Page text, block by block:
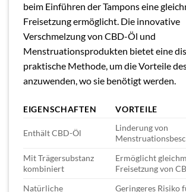
beim Einführen der Tampons eine
Freisetzung ermöglicht. Die innovative
Verschmelzung von CBD-Öl und
Menstruationsprodukten bietet eine
praktische Methode, um die Vorteile
anzuwenden, wo sie benötigt werden.
EIGENSCHAFTEN VORTEILE
Enthält CBD-Öl
Linderung von
Mit Trägersubstanz
kombiniert
Ermöglicht
Freisetzung von
Natürliche
Geringeres Risiko